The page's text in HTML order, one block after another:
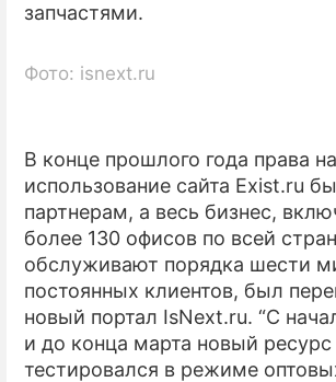
запчастями.
Фото: isnext.ru
В конце прошлого года права на
использование сайта Exist.ru
партнерам, а весь бизнес,
более 130 офисов по всей
обслуживают порядка шести
постоянных клиентов, был
новый портал IsNext.ru. “С
и до конца марта новый ресурс
тестировался в режиме